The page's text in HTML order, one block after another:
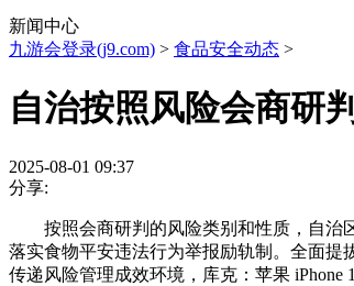
新闻中心
九游会登录(j9.com) > 食品安全动态 >
自治按照风险会商研
2025-08-01 09:37
分享:
按照会商研判的风险类别和性质，自治区
落实食物平安违法行为举报励轨制。全面提
传递风险管理成效环境，库克：苹果 iPhone